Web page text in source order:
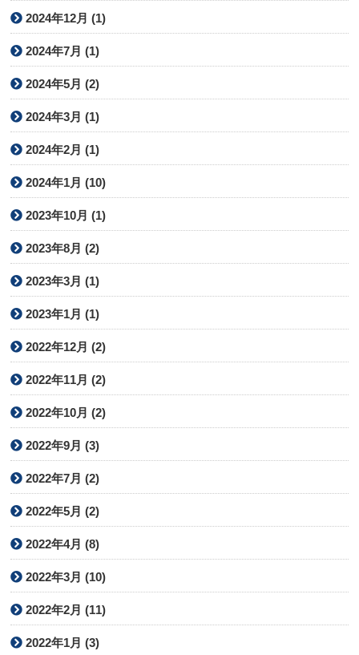
2024年12月 (1)
2024年7月 (1)
2024年5月 (2)
2024年3月 (1)
2024年2月 (1)
2024年1月 (10)
2023年10月 (1)
2023年8月 (2)
2023年3月 (1)
2023年1月 (1)
2022年12月 (2)
2022年11月 (2)
2022年10月 (2)
2022年9月 (3)
2022年7月 (2)
2022年5月 (2)
2022年4月 (8)
2022年3月 (10)
2022年2月 (11)
2022年1月 (3)